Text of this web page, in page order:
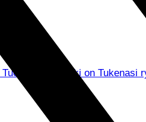
esimerkki on Tukenasi